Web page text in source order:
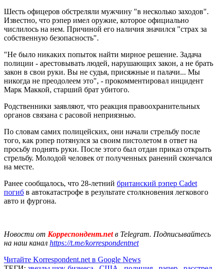
Шесть офицеров обстреляли мужчину "в несколько заходов".
Известно, что рэпер имел оружие, которое официально
числилось на нем. Причиной его наличия значился "страх за
собственную безопасность".
"Не было никаких попыток найти мирное решение. Задача
полиции - арестовывать людей, нарушающих закон, а не брать
закон в свои руки. Вы не судья, присяжные и палачи... Мы
никогда не преодолеем это", - прокомментировал инцидент
Марк Маккой, старший брат убитого.
Родственники заявляют, что реакция правоохранительных
органов связана с расовой неприязнью.
По словам самих полицейских, они начали стрельбу после
того, как рэпер потянулся за своим пистолетом в ответ на
просьбу поднять руки. После этого был отдан приказ открыть
стрельбу. Молодой человек от полученных ранений скончался
на месте.
Ранее сообщалось, что 28-летний британский рэпер Cadet
погиб в автокатастрофе в результате столкновения легкового
авто и фургона.
Новости от Корреспондент.netв Telegram. Подписывайтесь
на наш канал https://t.me/korrespondentnet
Читайте Korrespondent.net в Google News